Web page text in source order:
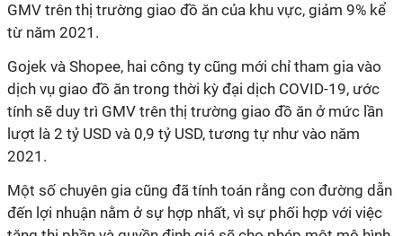
GMV trên thị trường giao đồ ăn của khu vực, giảm 9% kể
từ năm 2021.
Gojek và Shopee, hai công ty cũng mới chỉ tham gia vào
dịch vụ giao đồ ăn trong thời kỳ đại dịch COVID-19, ước
tính sẽ duy trì GMV trên thị trường giao đồ ăn ở mức lần
lượt là 2 tỷ USD và 0,9 tỷ USD, tương tự như vào năm
2021.
Một số chuyên gia cũng đã tính toán rằng con đường dẫn
đến lợi nhuận nằm ở sự hợp nhất, vì sự phối hợp với việc